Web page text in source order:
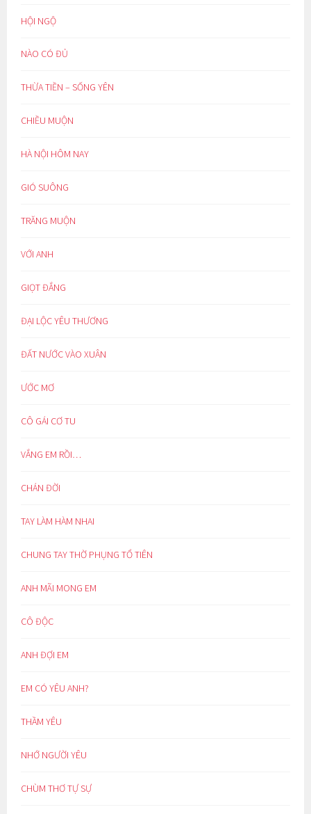
HỘI NGỘ
NÀO CÓ ĐỦ
THỪA TIỀN – SỐNG YÊN
CHIỀU MUỘN
HÀ NỘI HÔM NAY
GIÓ SUÔNG
TRĂNG MUỘN
VỚI ANH
GIỌT ĐẮNG
ĐẠI LỘC YÊU THƯƠNG
ĐẤT NƯỚC VÀO XUÂN
ƯỚC MƠ
CÔ GÁI CƠ TU
VẮNG EM RỒI…
CHÁN ĐỜI
TAY LÀM HÀM NHAI
CHUNG TAY THỜ PHỤNG TỔ TIÊN
ANH MÃI MONG EM
CÔ ĐỘC
ANH ĐỢI EM
EM CÓ YÊU ANH?
THẦM YÊU
NHỚ NGƯỜI YÊU
CHÙM THƠ TỰ SỰ